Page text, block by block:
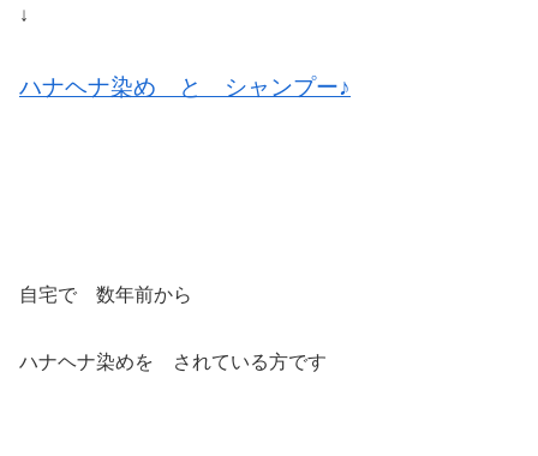
↓
ハナヘナ染め と シャンプー♪
自宅で 数年前から
ハナヘナ染めを されている方です